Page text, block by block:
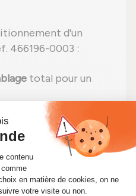
d'un
466196-0003 :
total pour un
professionnel
;
de tous les
des pièces
neuves ;